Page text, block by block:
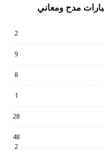
مدح ومعاني
2
9
8
1
28
48
2